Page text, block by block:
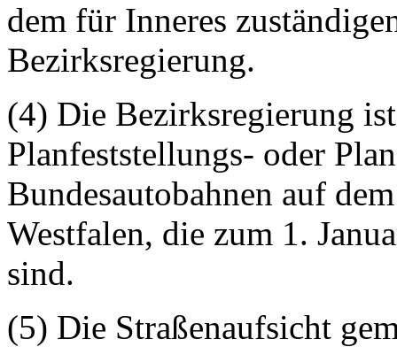
dem für Inneres
Bezirksregierung.
(4) Die Bezirksregierung
Planfeststellungs- oder
Bundesautobahnen auf
Westfalen, die zum 1.
sind.
(5) Die Straßenaufsicht